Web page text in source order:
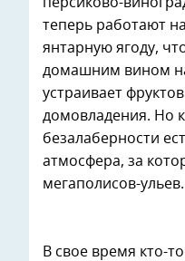
теперь работают
янтарную ягоду,
домашним вином
устраивает
домовладения. Но
безалаберности
атмосфера, за
мегаполисов-ульев.
В свое время кто-